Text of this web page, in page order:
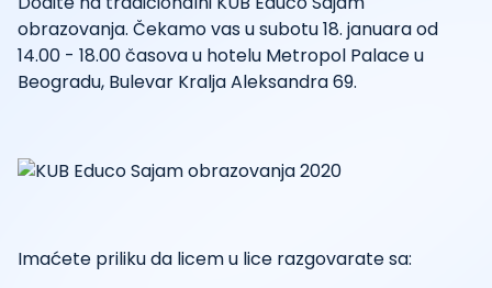
obrazovanja. Čekamo vas u subotu 18. januara od
14.00 - 18.00 časova u hotelu Metropol Palace u
Beogradu, Bulevar Kralja Aleksandra 69.
Imaćete priliku da licem u lice razgovarate sa: